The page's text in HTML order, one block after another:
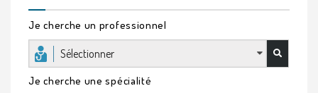
Je cherche un professionnel
Sélectionner
Je cherche une spécialité